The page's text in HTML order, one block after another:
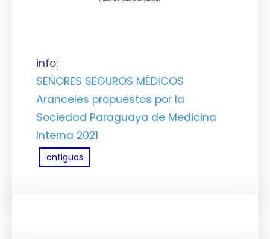
info:
SEÑORES SEGUROS MÉDICOS
Aranceles propuestos por la
Sociedad Paraguaya de Medicina
Interna 2021
antiguos